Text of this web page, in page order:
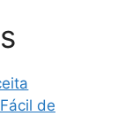
de